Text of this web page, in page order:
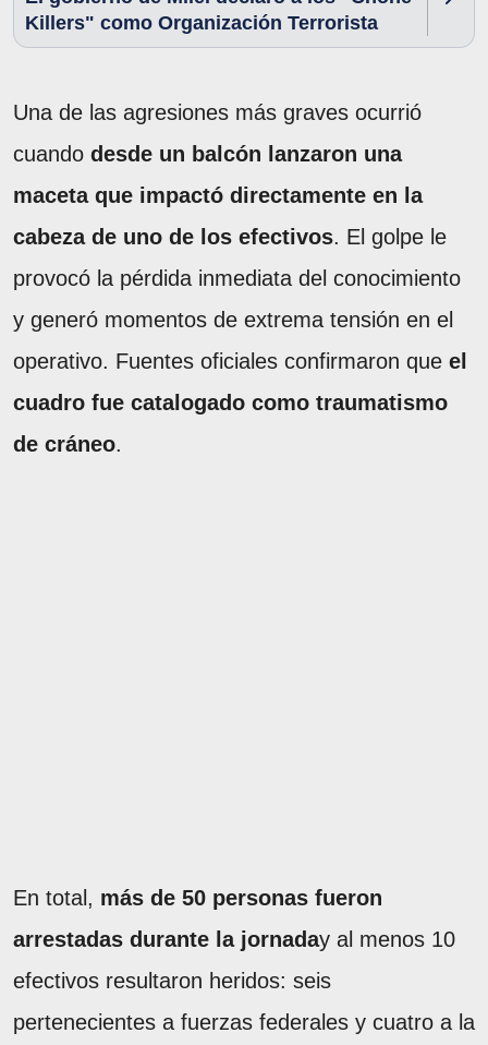
Killers" como Organización Terrorista
Una de las agresiones más graves ocurrió
cuando desde un balcón lanzaron una
maceta que impactó directamente en la
cabeza de uno de los efectivos. El golpe le
provocó la pérdida inmediata del conocimiento
y generó momentos de extrema tensión en el
operativo. Fuentes oficiales confirmaron que el
cuadro fue catalogado como traumatismo
de cráneo.
En total, más de 50 personas fueron
arrestadas durante la jornaday al menos 10
efectivos resultaron heridos: seis
pertenecientes a fuerzas federales y cuatro a la